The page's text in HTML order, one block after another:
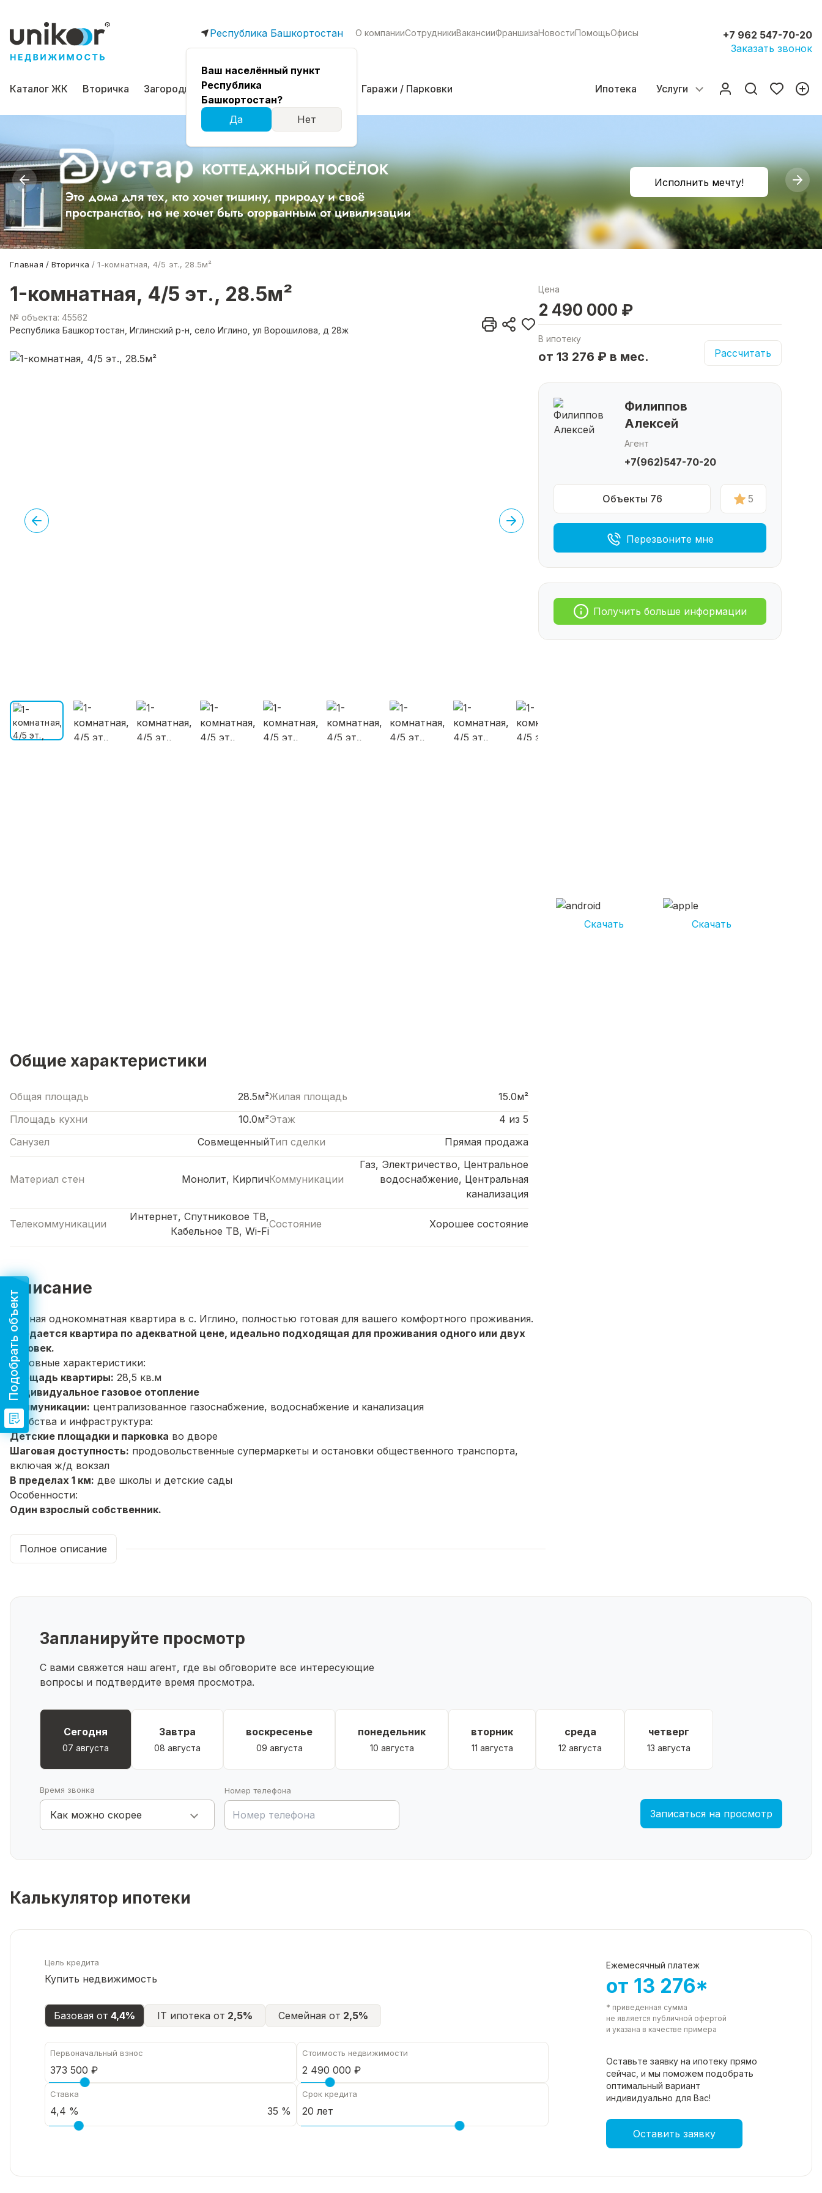
Республика Башкортостан
Ваш населённый пункт
Республика
Башкортостан?
Да
Нет
О компанииСотрудникиВакансииФраншизаНовостиПомощьОфисы
+7 962 547-70-20
Заказать звонок
Каталог ЖК Вторичка Загородная Коммерческая Гаражи / Парковки Ипотека Услуги
Исполнить мечту!
Главная Вторичка 1-комнатная, 4/5 эт., 28.5м²
1-комнатная, 4/5 эт., 28.5м²
№ объекта: 45562
Республика Башкортостан, Иглинский р-н, село Иглино, ул Ворошилова, д 28ж
Цена
2 490 000 ₽
В ипотеку
от 13 276 ₽ в мес. Рассчитать
Филиппов
Алексей
Агент
+7(962)547-70-20
Объекты 76 5
Перезвоните мне
Получить больше информации
Скачать Скачать
Общие характеристики
Общая площадь 28.5м²Жилая площадь
15.0м²
Площадь кухни
10.0м²Этаж
4 из 5
Санузел
СовмещенныйТип сделки Прямая продажа
Материал стен Монолит, КирпичКоммуникации
Газ, Электричество, Центральное
водоснабжение, Центральная
канализация
Телекоммуникации
Интернет, Спутниковое ТВ,
Кабельное ТВ, Wi-Fi
Состояние Хорошее состояние
Описание
Уютная однокомнатная квартира в с. Иглино, полностью готовая для вашего комфортного проживания.
Продается квартира по адекватной цене, идеально подходящая для проживания одного или двух
человек.
Основные характеристики:
Площадь квартиры: 28,5 кв.м
Индивидуальное газовое отопление
Коммуникации: централизованное газоснабжение, водоснабжение и канализация
Удобства и инфраструктура:
Детские площадки и парковка во дворе
Шаговая доступность: продовольственные супермаркеты и остановки общественного транспорта,
включая ж/д вокзал
В пределах 1 км: две школы и детские сады
Особенности:
Один взрослый собственник.
Помощь в одобрении ипотеки
Содействие в продаже вашей недвижимости
Полное описание
Запланируйте просмотр
С вами свяжется наш агент, где вы обговорите все интересующие
вопросы и подтвердите время просмотра.
Сегодня
07 августа
Завтра
08 августа
воскресенье
09 августа
понедельник
10 августа
вторник
11 августа
среда
12 августа
четверг
13 августа
Время звонка
Как можно скорее
Номер телефона
Записаться на просмотр
Калькулятор ипотеки
Цель кредита
Купить недвижимость
Базовая от 4,4% IT ипотека от 2,5% Семейная от 2,5%
Первоначальный взнос Стоимость недвижимости
Ставка
35 %
Срок кредита
Ежемесячный платеж
от 13 276*
* приведенная сумма
не является публичной офертой
и указана в качестве примера
Оставьте заявку на ипотеку прямо
сейчас, и мы поможем подобрать
оптимальный вариант
индивидуально для Вас!
Оставить заявку
Подобрать объект